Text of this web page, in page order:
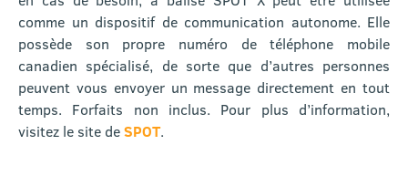
comme un dispositif de communication autonome. Elle
possède son propre numéro de téléphone mobile
canadien spécialisé, de sorte que d’autres personnes
peuvent vous envoyer un message directement en tout
temps. Forfaits non inclus. Pour plus d’information,
visitez le site deSPOT.